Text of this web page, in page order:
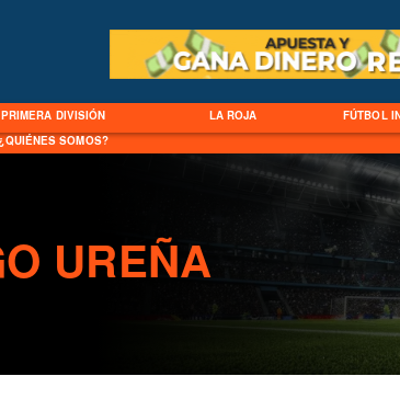
PRIMERA DIVISIÓN LA ROJA FÚTBOL
SOMOS?
UREÑA